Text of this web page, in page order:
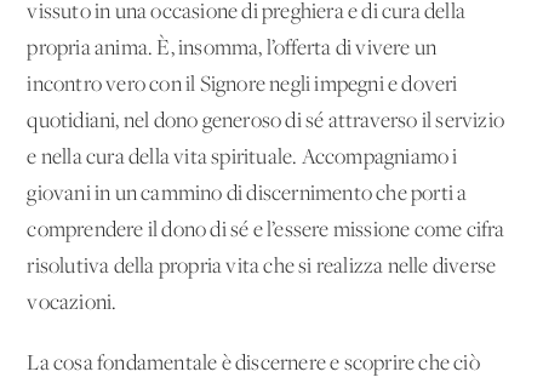
vissuto in una occasione di preghiera e di cura della
propria anima. È, insomma, l’offerta di vivere un
incontro vero con il Signore negli impegni e doveri
quotidiani, nel dono generoso di sé attraverso il servizio
e nella cura della vita spirituale. Accompagniamo i
giovani in un cammino di discernimento che porti a
comprendere il dono di sé e l’essere missione come cifra
risolutiva della propria vita che si realizza nelle diverse
vocazioni.
La cosa fondamentale è discernere e scoprire che ciò